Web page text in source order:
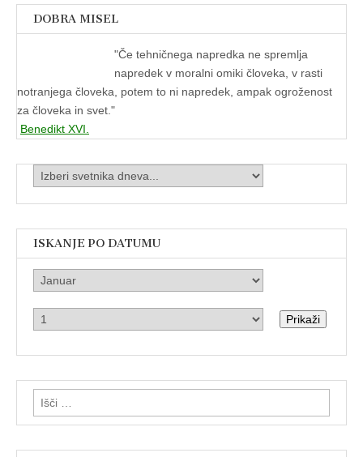
DOBRA MISEL
"Če tehničnega napredka ne spremlja
napredek v moralni omiki človeka, v rasti
notranjega človeka, potem to ni napredek, ampak ogroženost
za človeka in svet."
Benedikt XVI.
ISKANJE PO DATUMU
Prikaži
Išči: